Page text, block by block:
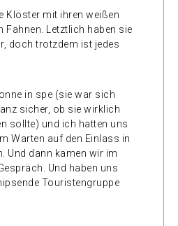
Klöster mit ihren weißen
Fahnen. Letztlich haben sie
doch trotzdem ist jedes
in spe (sie war sich
sicher, ob sie wirklich
sollte) und ich hatten uns
Warten auf den Einlass in
Und dann kamen wir im
Und haben uns
Touristengruppe